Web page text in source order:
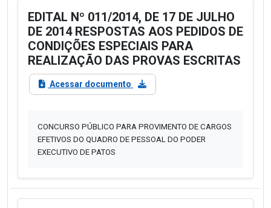
EDITAL Nº 011/2014, DE 17 DE JULHO
DE 2014 RESPOSTAS AOS PEDIDOS DE
CONDIÇÕES ESPECIAIS PARA
REALIZAÇÃO DAS PROVAS ESCRITAS
Acessar documento
CONCURSO PÚBLICO PARA PROVIMENTO DE CARGOS
EFETIVOS DO QUADRO DE PESSOAL DO PODER
EXECUTIVO DE PATOS